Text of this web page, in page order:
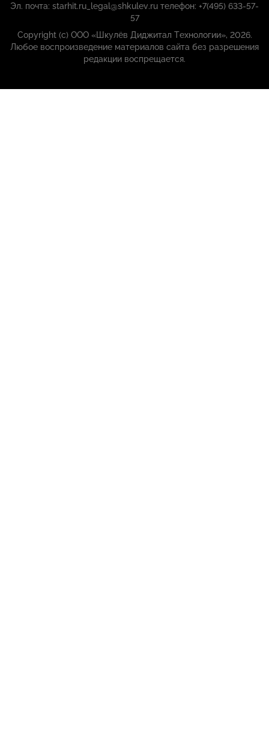
Эл. почта: starhit.ru_legal@shkulev.ru телефон: +7(495) 633-57-
57
Copyright (с) ООО «Шкулёв Диджитал Технологии», 2026.
Любое воспроизведение материалов сайта без разрешения
редакции воспрещается.